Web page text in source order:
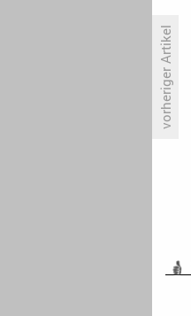
vorheriger Artikel